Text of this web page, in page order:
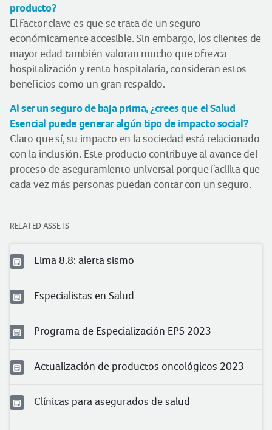
producto?
El factor clave es que se trata de un seguro
económicamente accesible. Sin embargo, los clientes de
mayor edad también valoran mucho que ofrezca
hospitalización y renta hospitalaria, consideran estos
beneficios como un gran respaldo.
Al ser un seguro de baja prima, ¿crees que el Salud
Esencial puede generar algún tipo de impacto social?
Claro que sí, su impacto en la sociedad está relacionado
con la inclusión. Este producto contribuye al avance del
proceso de aseguramiento universal porque facilita que
cada vez más personas puedan contar con un seguro.
RELATED ASSETS
Lima 8.8: alerta sismo
Especialistas en Salud
Programa de Especialización EPS 2023
Actualización de productos oncológicos 2023
Clínicas para asegurados de salud